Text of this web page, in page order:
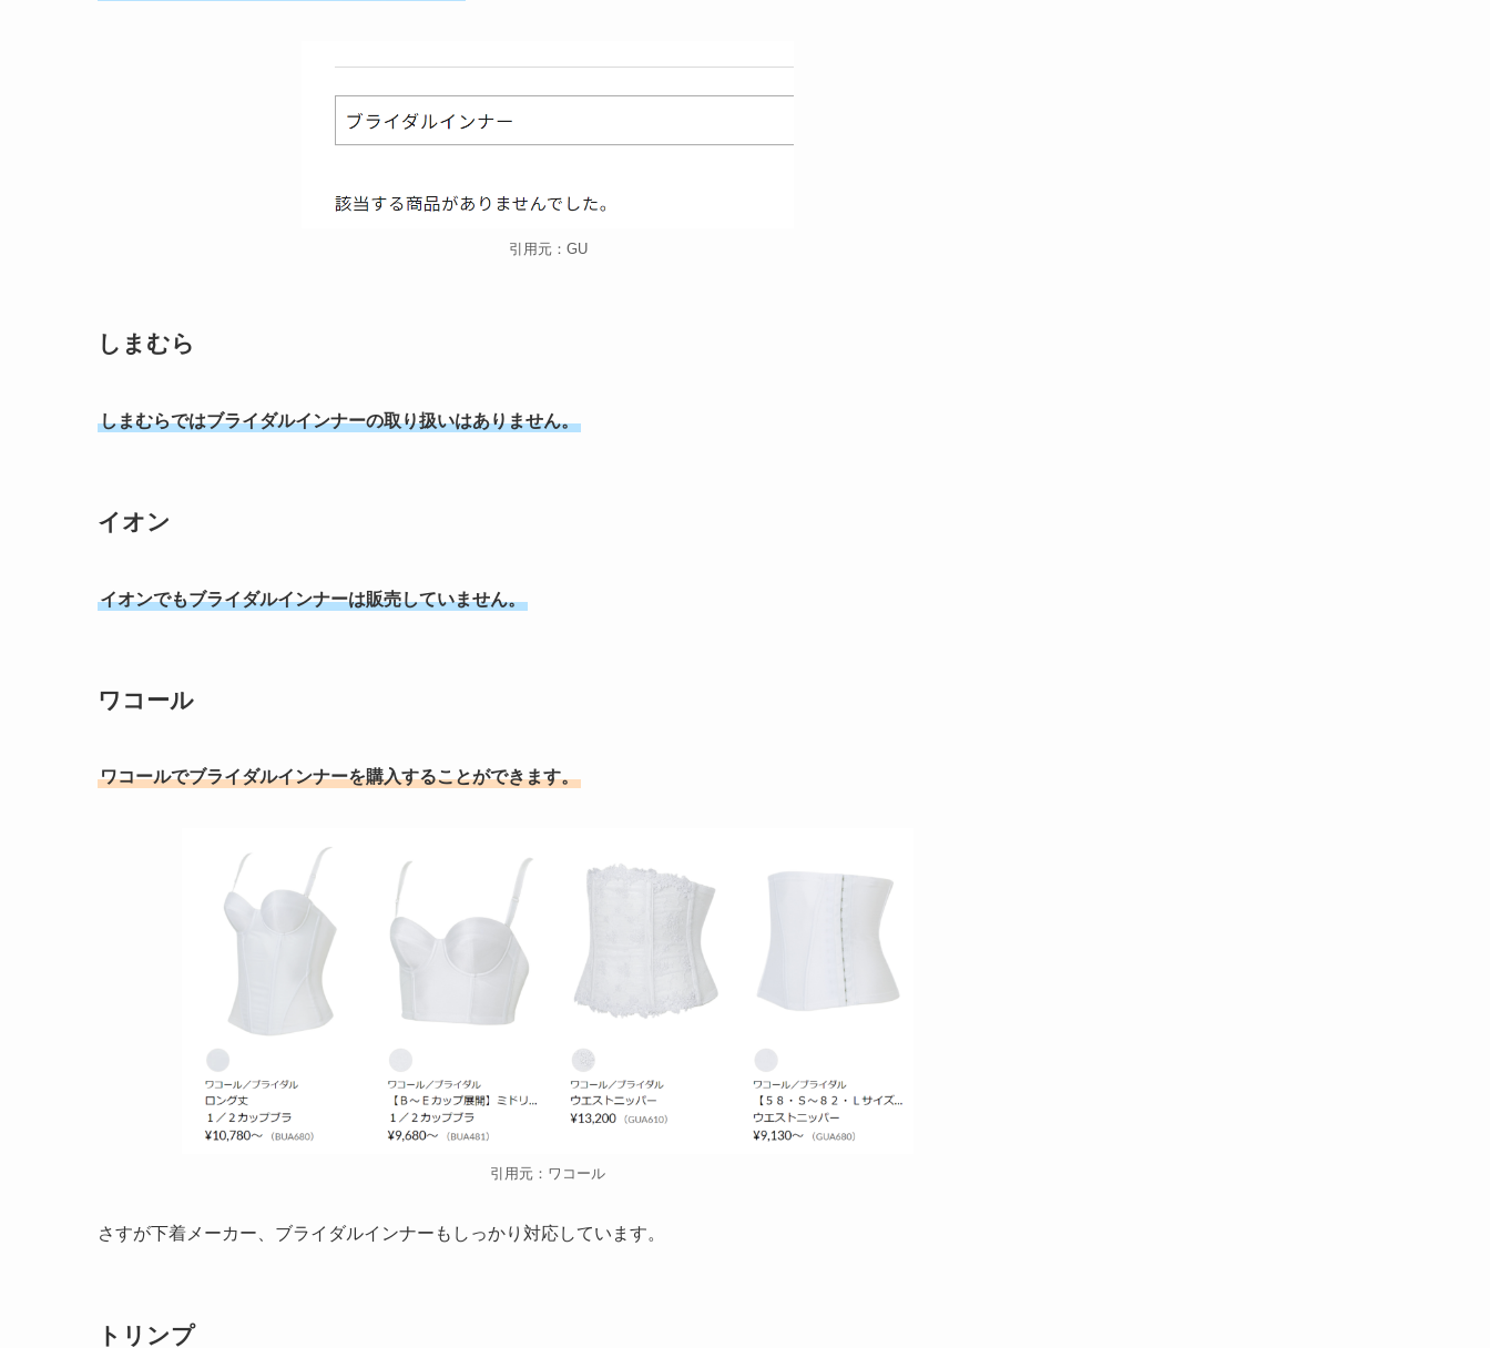
引用元：GU
しまむら
しまむらではブライダルインナーの取り扱いはありません。
イオン
イオンでもブライダルインナーは販売していません。
ワコール
ワコールでブライダルインナーを購入することができます。
引用元：ワコール
さすが下着メーカー、ブライダルインナーもしっかり対応しています。
トリンプ